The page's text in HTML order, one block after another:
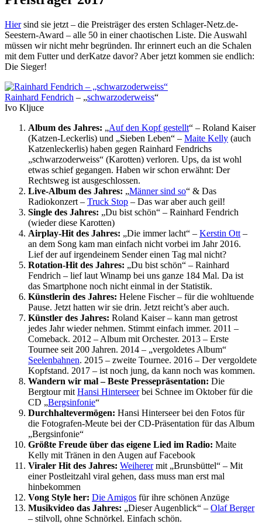
Hiersind sie jetzt – die Preisträger des ersten Schlager-Netz.de-
Seestern-Award – alle 50 in einer chaotischen Liste. Die Auswahl
müssen wir nicht mehr begründen. Ihr erinnert euch an die Schalen
mit dem Futter und derKatze davor? Aber jetzt kommen sie endlich:
Die Sieger!
Rainhard Fendrich – „schwarzoderweiss“
Ivo Kljuce
Album des Jahres: „Auf den Kopf gestellt“ – Roland Kaiser
(Katzen-Leckerlis) und „Sieben Leben“ – Maite Kelly (auch
Katzenleckerlis) haben gegen Rainhard Fendrichs
„schwarzoderweiss“ (Karotten) verloren. Ups, da ist wohl
etwas schief gegangen. Haben wir schon erwähnt: Der
Rechtsweg ist ausgeschlossen.
Live-Album des Jahres: „Männer sind so“ & Das
Radiokonzert – Truck Stop – Das war aber auch geil!
Single des Jahres: „Du bist schön“ – Rainhard Fendrich
(wieder diese Karotten)
Airplay-Hit des Jahres: „Die immer lacht“ – Kerstin Ott –
an dem Song kam man einfach nicht vorbei im Jahr 2016.
Lief der auf irgendeinem Sender einen Tag mal nicht?
Rotation-Hit des Jahres: „Du bist schön“ – Rainhard
Fendrich – lief laut Winamp bei uns ganze 184 Mal. Da ist
das Smartphone noch nicht einmal in der Statistik.
Künstlerin des Jahres: Helene Fischer – für die wohltuende
Pause. Jetzt hatten wir sie drin. Jetzt reicht’s aber auch.
Künstler des Jahres: Roland Kaiser – kann man getrost
jedes Jahr wieder nehmen. Stimmt einfach immer. 2011 –
Comeback. 2012 – Album mit Orchester. 2013 – Erste
Tournee seit 200 Jahren. 2014 – „vergoldetes Album“
Seelenbahnen. 2015 – zweite Tournee. 2016 – Der vergoldete
Kopfstand. 2017 – ist noch jung, da kann noch was kommen.
Wandern wir mal – Beste Pressepräsentation: Die
Bergtour mit Hansi Hinterseerbei Schnee im Oktober für die
CD „Bergsinfonie“
Durchhaltevermögen: Hansi Hinterseer bei den Fotos für
die Fotografen-Meute bei der CD-Präsentation für das Album
„Bergsinfonie“
Größte Freude über das eigene Lied im Radio: Maite
Kelly mit Tränen in den Augen auf Facebook
Viraler Hit des Jahres: Weiherermit „Brunsbüttel“ – Mit
einer Postleitzahl viral gehen, dass muss man erst mal
hinbekommen
Vong Style her: Die Amigos für ihre schönen Anzüge
Musikvideo das Jahres: „Dieser Augenblick“ – Olaf Berger
– stilvoll, ohne Schnörkel. Einfach schön.